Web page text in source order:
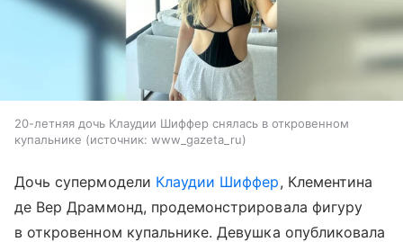
20-летняя дочь Клаудии Шиффер снялась в откровенном
купальнике
источник: www_gazeta_ru
Дочь супермодели Клаудии Шиффер, Клементина
де Вер Драммонд, продемонстрировала фигуру
в откровенном купальнике. Девушка опубликовала